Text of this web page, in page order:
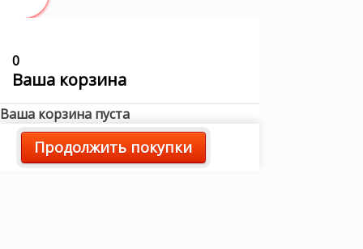
0
Ваша корзина
Ваша корзина пуста
Продолжить покупки